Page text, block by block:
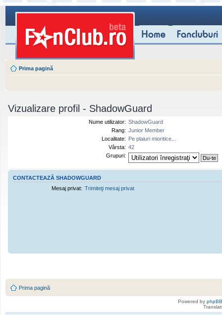
Prima pagină
Vizualizare profil - ShadowGuard
Nume utilizator: ShadowGuard
Rang: Junior Member
Localitate: Pe plaiuri mioritice...
Vârsta: 42
Grupuri:
CONTACTEAZĂ SHADOWGUARD
Mesaj privat: Trimiteţi mesaj privat
Prima pagină
Powered by phpBB